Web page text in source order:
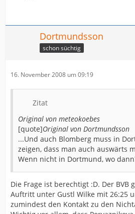
Dortmundsson
schon süchtig
16. November 2008 um 09:19
Zitat
Original von meteokoebes
[quote]Original von Dortmundsson
...Und auch Blomberg muss in
zeigen, dass man auch auswärts
Wenn nicht in Dortmund, wo
Die Frage ist berechtigt :D. Der BVB
Auftritt unter Gustl Wilke mit 26:25
zumindest den Kontakt zu den